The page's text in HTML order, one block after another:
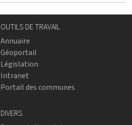
OUTILS DE TRAVAIL
Annuaire
Géoportail
Législation
Intranet
Portail des communes
DIVERS